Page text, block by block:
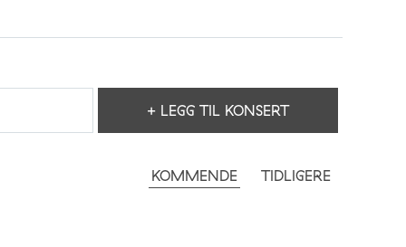
+ LEGG TIL KONSERT
KOMMENDE TIDLIGERE